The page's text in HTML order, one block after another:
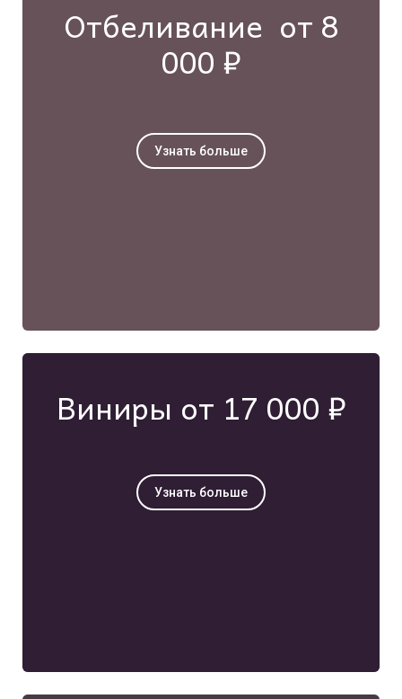
Отбеливание от 8
000 ₽
Узнать больше
Виниры от 17 000 ₽
Узнать больше